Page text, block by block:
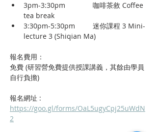
3pm-3:30pm              咖啡茶敘 Coffee
tea break
3:30pm-5:30pm         迷你課程 3 Mini-
lecture 3 (Shiqian Ma)
報名費用：
免費 (研習營免費提供授課講義，其餘由學員
自行負擔)
報名網址 :
https://goo.gl/forms/OaL5ugyCpj25uWdN
2